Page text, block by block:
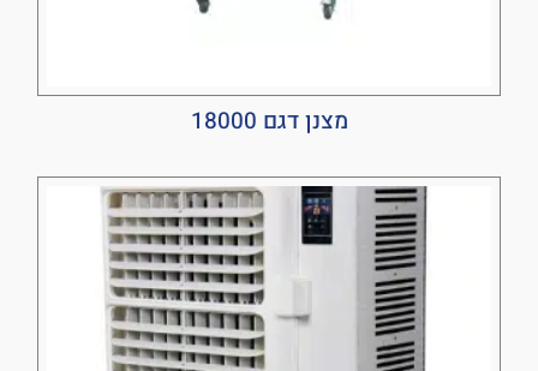
מצנן דגם 18000